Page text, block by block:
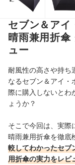
セブン＆アイ
晴雨兼用折傘
ュー
耐風性の高さや持ち
なるセブン＆アイ・
際に購入しないとわ
ょうか？
そこで今回は、実際
晴雨兼用折傘を徹底
較してわかったセブ
用折傘の実力をレビ